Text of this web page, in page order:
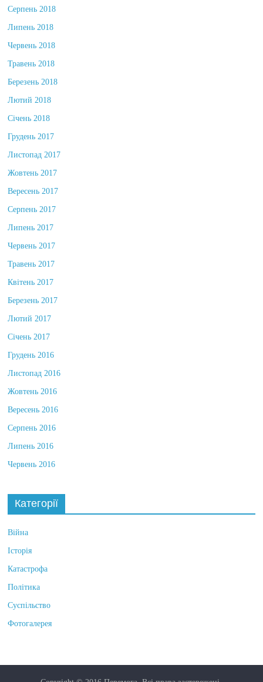
Серпень 2018
Липень 2018
Червень 2018
Травень 2018
Березень 2018
Лютий 2018
Січень 2018
Грудень 2017
Листопад 2017
Жовтень 2017
Вересень 2017
Серпень 2017
Липень 2017
Червень 2017
Травень 2017
Квітень 2017
Березень 2017
Лютий 2017
Січень 2017
Грудень 2016
Листопад 2016
Жовтень 2016
Вересень 2016
Серпень 2016
Липень 2016
Червень 2016
Категорії
Війна
Історія
Катастрофа
Політика
Суспільство
Фотогалерея